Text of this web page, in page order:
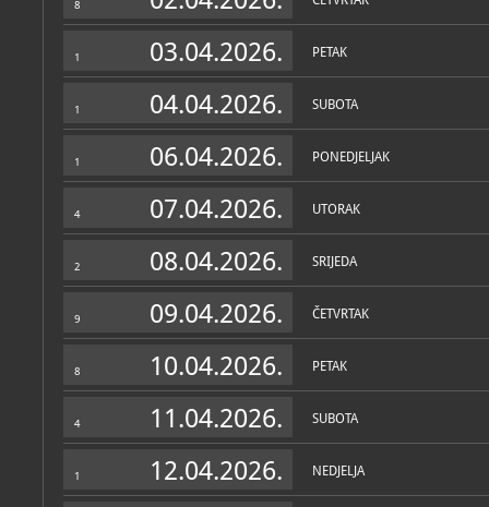
8
1 03.04.2026. PETAK
1 04.04.2026. SUBOTA
1 06.04.2026. PONEDJELJAK
4 07.04.2026. UTORAK
2 08.04.2026. SRIJEDA
9 09.04.2026. ČETVRTAK
8 10.04.2026. PETAK
4 11.04.2026. SUBOTA
1 12.04.2026. NEDJELJA
OPĆI PODACI
Muzej